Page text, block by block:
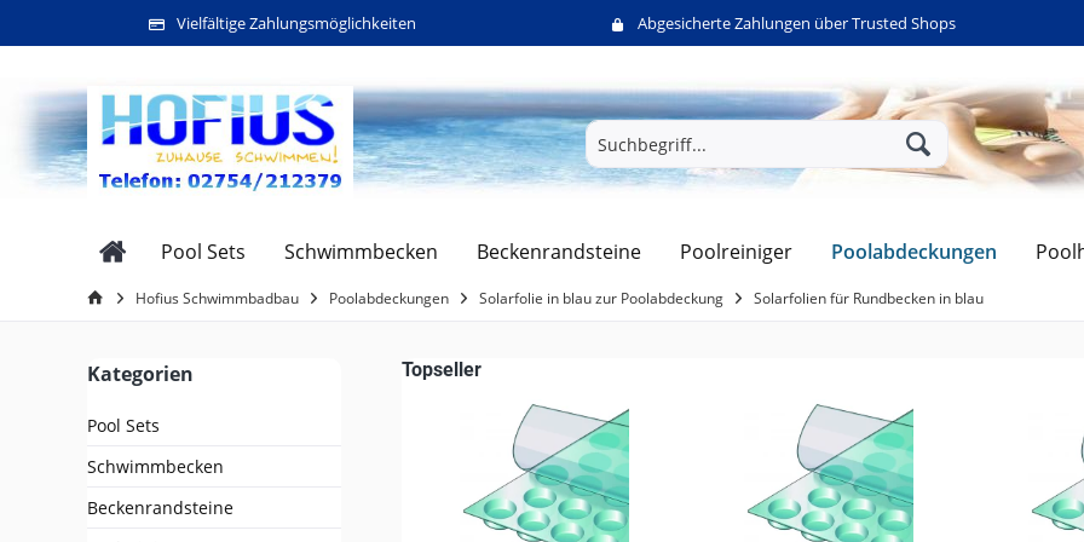
Vielfältige Zahlungsmöglichkeiten Abgesicherte Zahlungen über Trusted Shops
Pool Sets Schwimmbecken Beckenrandsteine Poolreiniger Poolabdeckungen
Hofius Schwimmbadbau Poolabdeckungen Solarfolie in blau zur Poolabdeckung Solarfolien für Rundbecken in blau
Kategorien
Pool Sets
Schwimmbecken
Beckenrandsteine
Topseller